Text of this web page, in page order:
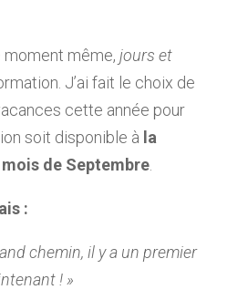
même, jours et
J’ai fait le choix de
cette année pour
soit disponible à la
de Septembre.
:
chemin, il y a un premier
! »